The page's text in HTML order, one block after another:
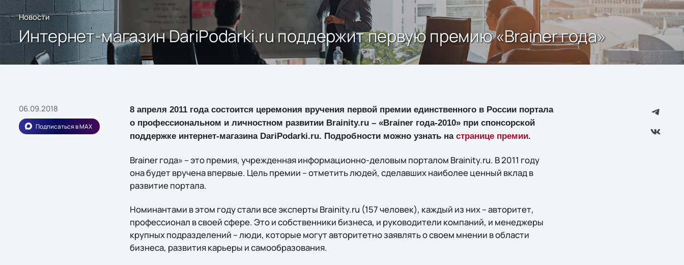
Новости
Интернет-магазин DariPodarki.ru поддержит первую премию «Brainer года»
06.09.2018
Подписаться в MAX
8 апреля 2011 года состоится церемония вручения первой премии единственного в России портала
о профессиональном и личностном развитии Brainity.ru – «Brainer года-2010» при спонсорской
поддержке интернет-магазина DariPodarki.ru. Подробности можно узнать на странице премии.
Brainer года» – это премия, учрежденная информационно-деловым порталом Brainity.ru. В 2011 году
она будет вручена впервые. Цель премии – отметить людей, сделавших наиболее ценный вклад в
развитие портала.
Номинантами в этом году стали все эксперты Brainity.ru (157 человек), каждый из них – авторитет,
профессионал в своей сфере. Это и собственники бизнеса, и руководители компаний, и менеджеры
крупных подразделений – люди, которые могут авторитетно заявлять о своем мнении в области
бизнеса, развития карьеры и самообразования.